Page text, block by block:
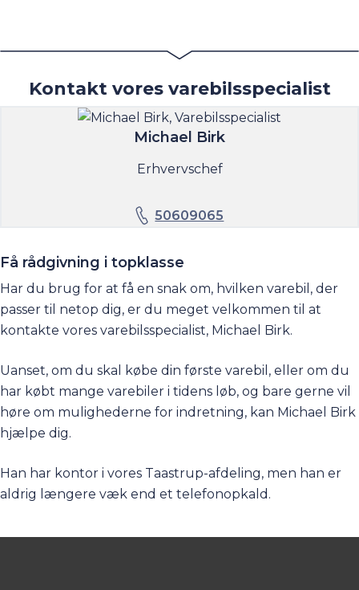
Kontakt vores varebilsspecialist
Michael Birk
Erhvervschef
50609065
Få rådgivning i topklasse
Har du brug for at få en snak om, hvilken varebil, der
passer til netop dig, er du meget velkommen til at
kontakte vores varebilsspecialist, Michael Birk.
Uanset, om du skal købe din første varebil, eller om du
har købt mange varebiler i tidens løb, og bare gerne vil
høre om mulighederne for indretning, kan Michael Birk
hjælpe dig.
Han har kontor i vores Taastrup-afdeling, men han er
aldrig længere væk end et telefonopkald.